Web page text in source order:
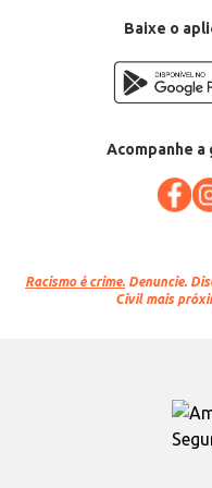
Baixe o
Acompanhe a
Racismo é crime. Denuncie.
Civil mais